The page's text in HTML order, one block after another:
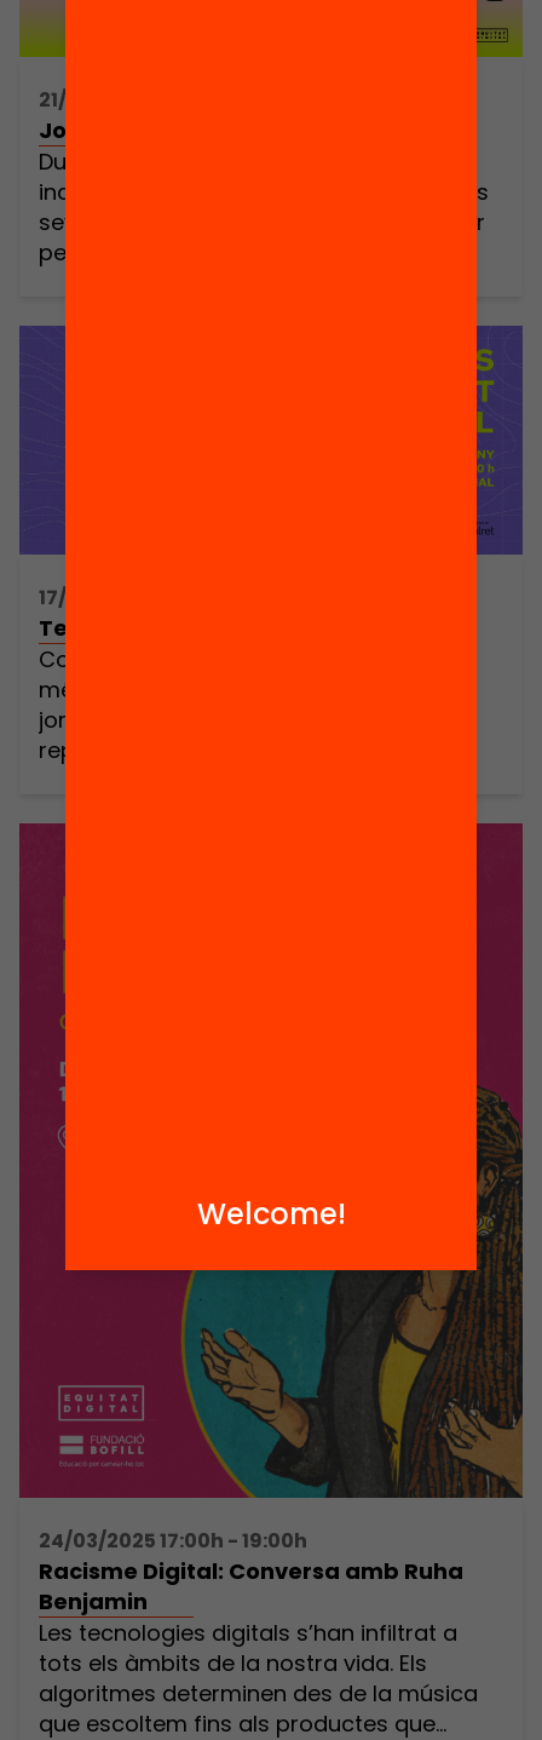
21/05/2025 16:00h - 19:00h
Jornada Bibliotech: un nou capítol
Durant el passat curs 23/24, 15 escoles
inconformistes van decidir reimaginar les
seves biblioteques escolars. Van apostar
per convertir-les en espais lectors de
cultura digital amb sentit. Plegades, vam
17/06/2025 11:00h - 13:30h
Territoris d’Equitat Digital
Com liderem una transformació digital
més justa des dels municipis? Aquesta
jornada és una crida a l’acció per
repensar, des dels governs locals,
cultura, joventut, economia, entre d’altres.
24/03/2025 17:00h - 19:00h
Racisme Digital: Conversa amb Ruha
Benjamin
Les tecnologies digitals s’han infiltrat a
tots els àmbits de la nostra vida. Els
algoritmes determinen des de la música
que escoltem fins als productes que
Welcome!